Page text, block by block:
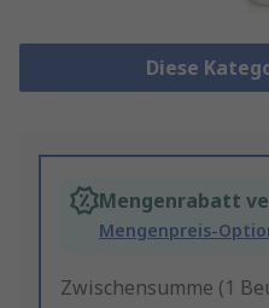
Diese
Mengenrabatt
Mengenpreis-
Zwischensumme (1